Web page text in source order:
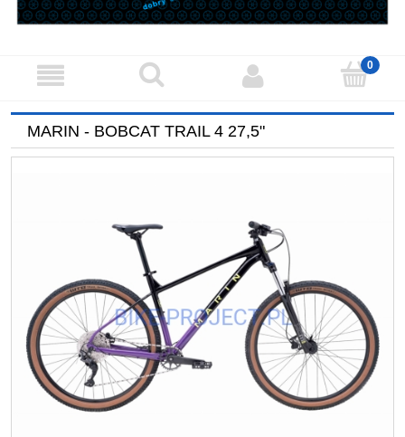
MARIN - BOBCAT TRAIL 4 27,5"